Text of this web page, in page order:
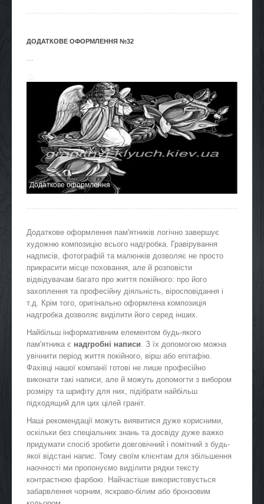
ДОДАТКОВЕ ОФОРМЛЕННЯ №32
Додаткове оформлення
Додаткове оформлення пам'ятників логічно завершує
художню композицію всього надгробка. Гравірування
надписів, фотографій та малюнків дозволяє не просто
прикрасити місце поховання, але й розповісти
відвідувачам багато про життя покійного: про його
захоплення та професійну діяльність, віросповідання і
т.д. Крім того, оригінально оформлена композиція
надгробка дозволяє виділити його серед інших.
Найбільш інформативним елементом будь-якого
пам'ятника є надгробні написи . З їх допомогою можна
увічнити період життя покійного, вірш або епітафію.
Фахівці нашої компанії готові не лише професійно
виконати такі написи, але й можуть допомогти з вибором
розміру та шрифту для них, підібрати найбільш
підходящий для цих цілей граніт.
Наші рекомендації можуть виявитися дуже корисними,
оскільки без спеціальних знань та досвіду дуже важко
придумати спосіб зробити довговічний і помітний з будь-
якої відстані напис. Тому своїм клієнтам для збільшення
наочності ми пропонуємо виділити рядки тексту
контрастною фарбою. Найчастіше використовується
забарвлення чорним, яскраво-білим або бронзовим